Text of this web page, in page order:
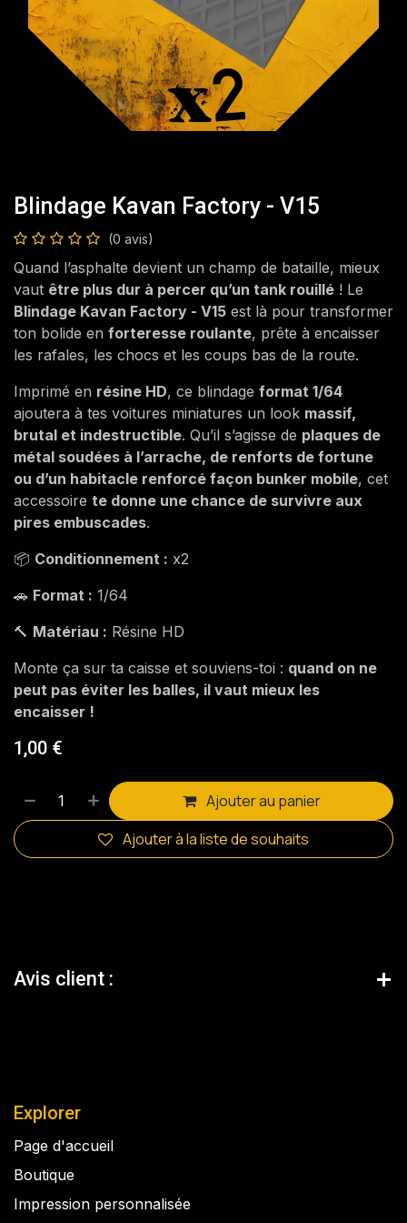
Blindage Kavan Factory - V15
(0 avis)
Quand l’asphalte devient un champ de bataille, mieux
vaut être plus dur à percer qu’un tank rouillé ! Le
Blindage Kavan Factory - V15 est là pour transformer
ton bolide en forteresse roulante, prête à encaisser
les rafales, les chocs et les coups bas de la route.
Imprimé en résine HD, ce blindage format 1/64
ajoutera à tes voitures miniatures un look massif,
brutal et indestructible. Qu’il s’agisse de plaques de
métal soudées à l’arrache, de renforts de fortune
ou d’un habitacle renforcé façon bunker mobile, cet
accessoire te donne une chance de survivre aux
pires embuscades.
📦 Conditionnement : x2
🚗 Format : 1/64
🔨 Matériau : Résine HD
Monte ça sur ta caisse et souviens-toi : quand on ne
peut pas éviter les balles, il vaut mieux les
encaisser !
1,00 €
Ajouter au panier
Ajouter à la liste de souhaits
Avis client :
Explorer
Page d'accueil
Boutique
Impression personnalisée